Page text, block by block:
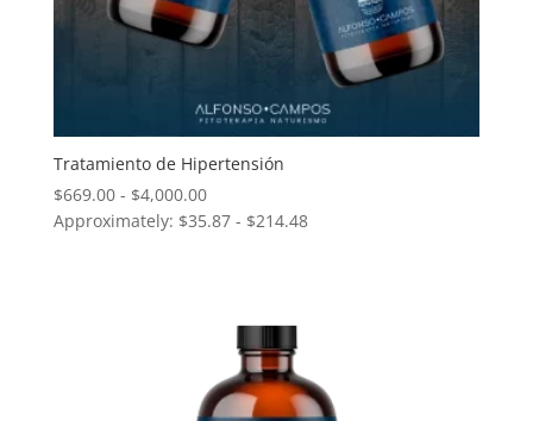
Tratamiento de Hipertensión
$669.00 - $4,000.00Rango
de
hasta
$4,000.00
Approximately: $35.87 - $214.48